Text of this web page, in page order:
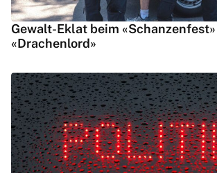
Gewalt-Eklat beim
«Drachenlord»